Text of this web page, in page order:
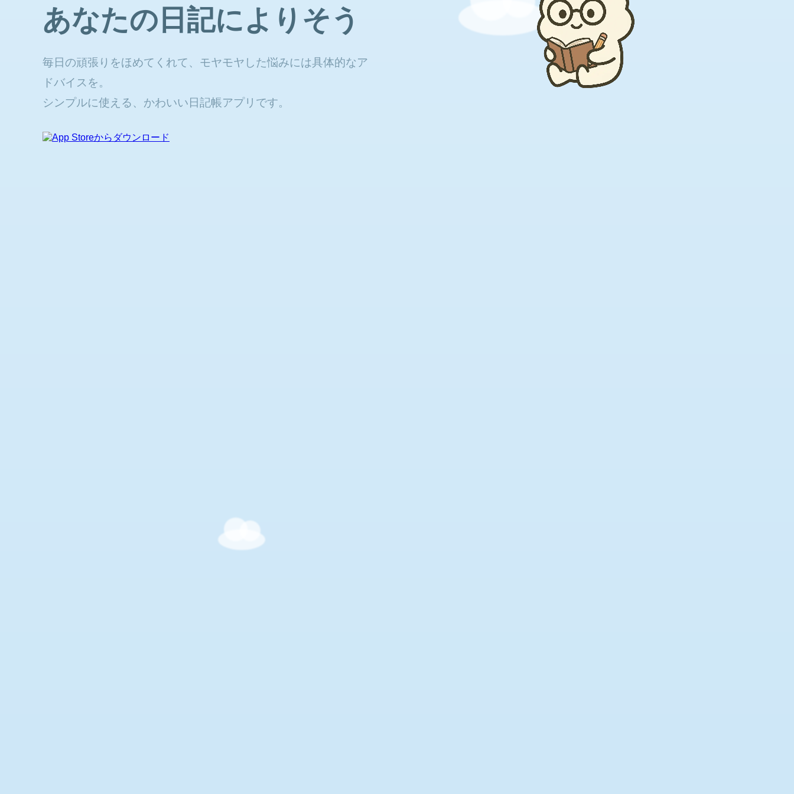
あなたの日記によりそう
毎日の頑張りをほめてくれて、モヤモヤした悩みには具体的なア
ドバイスを。
シンプルに使える、かわいい日記帳アプリです。